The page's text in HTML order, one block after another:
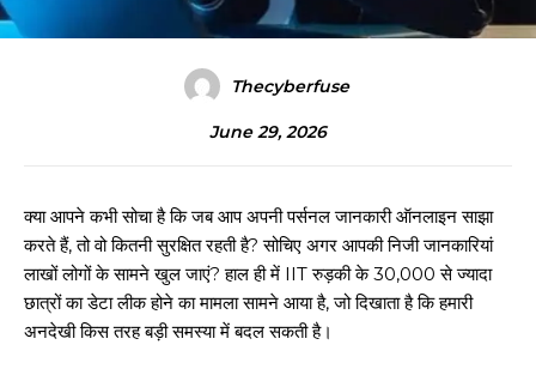
Thecyberfuse
June 29, 2026
क्या आपने कभी सोचा है कि जब आप अपनी पर्सनल जानकारी ऑनलाइन साझा
करते हैं, तो वो कितनी सुरक्षित रहती है? सोचिए अगर आपकी निजी जानकारियां
लाखों लोगों के सामने खुल जाएं? हाल ही में IIT रुड़की के 30,000 से ज्यादा
छात्रों का डेटा लीक होने का मामला सामने आया है, जो दिखाता है कि हमारी
अनदेखी किस तरह बड़ी समस्या में बदल सकती है।